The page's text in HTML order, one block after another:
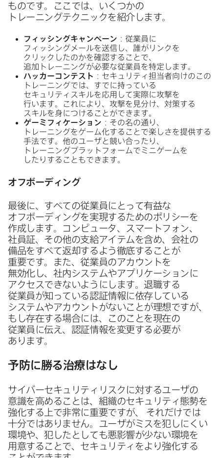
ものです。​ここでは、​いく​つかの​
トレーニングテクニックを​紹介します。
フィッシングキャンペーン ：従業員に​
フィッシングメールを​送信し、​誰が​リンクを​
クリックしたのかを​確認する​ことで、​
追加トレーニングが​必要な​従業員を​特定します。
ハッカーコンテスト ：セキュリティ担当者向けの​この​
トレーニングでは、​すでに​持っている​
セキュリティスキルを​応用して​実際に​攻撃を​
行います。​これに​より、​攻撃を​見分け、​対策する​
スキルを​身に​つける​ことができます。
ゲーミフィケーション ：​その名の​通り、​
トレーニングを​ゲーム化する​ことで​楽しさを​提供する​
手法です。​他の​ユーザと​競い​合ったり、​
トレーニングプラットフォームで​ミニゲームを​
したりする​ことも​できます。
オフボーディング
最後に、​すべての​従業員に​とって​有益な​
オフボーディングを​実現する​ための​ポリシーを​
作成します。​コンピュータ、​スマートフォン、​
社員証、​その​他の​支給アイテムを​含め、​会社の​
備品を​すべて​返却するよう徹底する​ことが​
重要です。​また、​従業員の​アカウントを​
無効化し、​社内システムや​アプリケーションに​
アクセスできないようにします。​退職する​
従業員が​知っている​認証情報に​依存している​
システムや​アカウントが​ないことが​理想ですが、​
もし存在する​場合には、​この​ことを​現在の​
従業員に​伝え、​認証情報を​変更する​必要が​
あります。
予防に​勝る​治療は​なし
サイバーセキュリティリスクに​対する​ユーザの​
意識を​高める​ことは、​組織の​セキュリティ態勢を​
強化する​上で​非常に​重要ですが、
それだけでは​
十分では​ありません。​ユーザが​ミスを​犯しにくい​
環境や、​犯したとしても​悪影響が​少ない​環境を​
用意する​ことで、​セキュリティを​より​強化する​